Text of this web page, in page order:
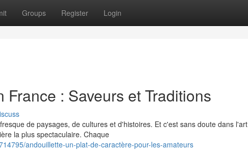
Groups Register Login
: Saveurs et Traditions
de paysages, de cultures et d'histoires. Et c'est sans doute dans l'art
la plus spectaculaire. Chaque
andouillette-un-plat-de-caractère-pour-les-amateurs